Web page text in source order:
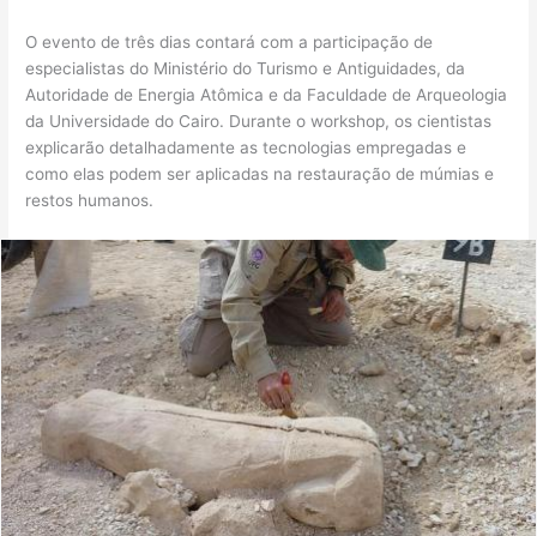
O evento de três dias contará com a participação de
especialistas do Ministério do Turismo e Antiguidades, da
Autoridade de Energia Atômica e da Faculdade de Arqueologia
da Universidade do Cairo. Durante o workshop, os cientistas
explicarão detalhadamente as tecnologias empregadas e
como elas podem ser aplicadas na restauração de múmias e
restos humanos.